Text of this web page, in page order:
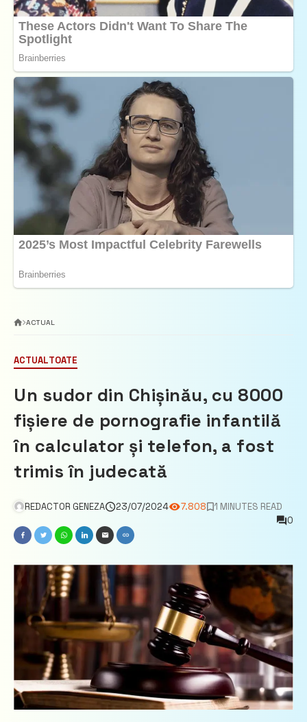
ACTUAL
ACTUALTOATE
Un sudor din Chișinău, cu 8000
fișiere de pornografie infantilă
în calculator și telefon, a fost
trimis în judecată
REDACTOR GENEZA 23/07/2024 7.808
1 MINUTES READ
0